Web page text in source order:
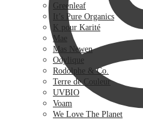
Greenleaf
It’s Pure Organics
K pour Karité
Mae
Mas Newen
Odylique
Rodolphe & Co.
Terre de Couleur
UVBIO
Voam
We Love The Planet